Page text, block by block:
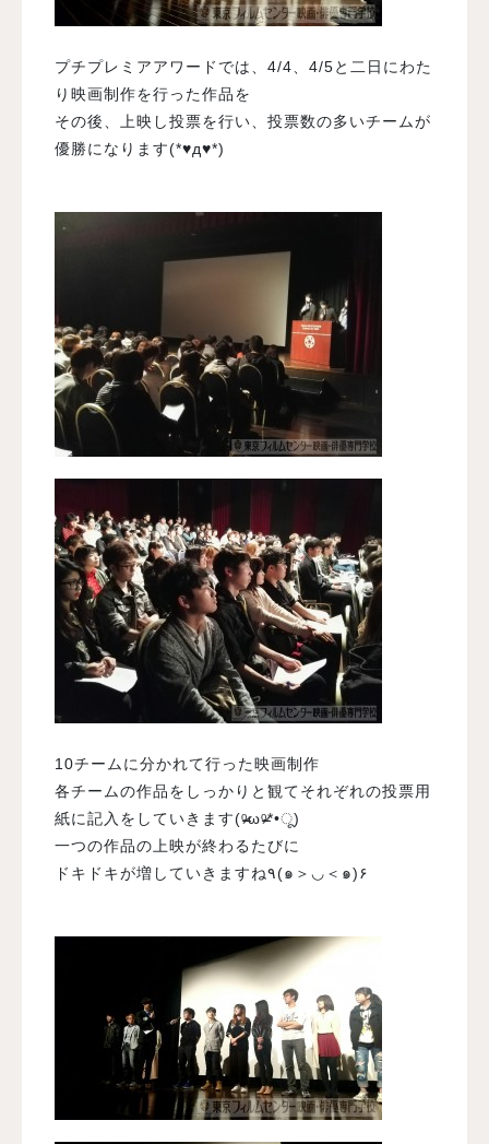
プチプレミアアワードでは、4/4、4/5と二日にわた
り映画制作を行った作品を
その後、上映し投票を行い、投票数の多いチームが
優勝になります(*♥д♥*)
10チームに分かれて行った映画制作
各チームの作品をしっかりと観てそれぞれの投票用
紙に記入をしていきます(ᵒ̴̶̷ωᵒ̴̶̷*•ू)
一つの作品の上映が終わるたびに
ドキドキが増していきますね٩(๑＞◡＜๑)۶